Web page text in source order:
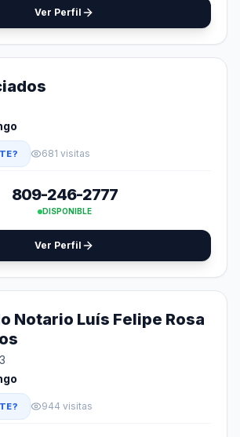
Ver Perfil
681 visitas
809-246-2777
DISPONIBLE
Ver Perfil
Notario Luís Felipe Rosa
944 visitas